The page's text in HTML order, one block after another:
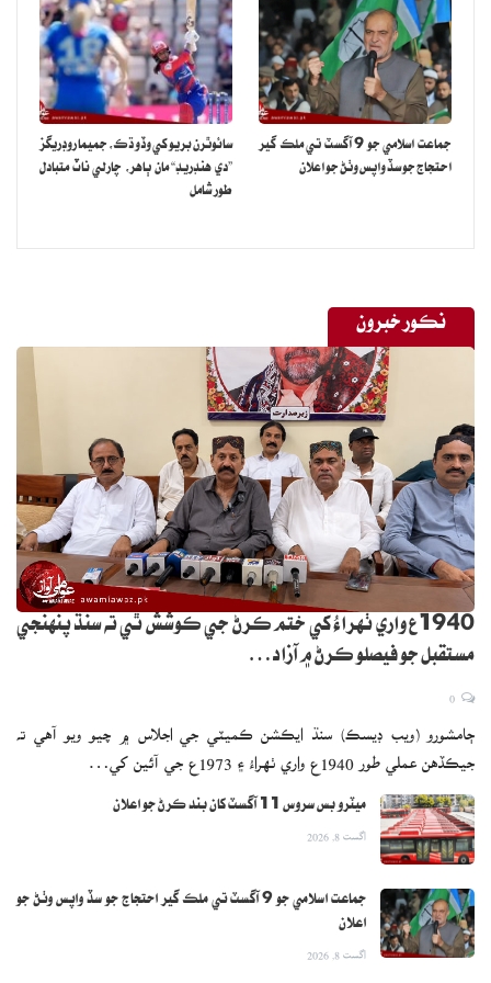
جماعت اسلامي جو 9 آگسٽ تي ملڪ گير
احتجاج جو سڏ واپس وٺڻ جو اعلان
سائوٿرن بريو کي وڏو ڌڪ، جميما روڊريگز
”دي هنڊريڊ“ مان ٻاهر، چارلي ناٽ متبادل
طور شامل
نڪور خبرون
1940ع واري ٺهراءُ کي ختم ڪرڻ جي ڪوشش ٿي ته سنڌ پنهنجي
مستقبل جو فيصلو ڪرڻ ۾ آزاد…
ڄامشورو (ويب ڊيسڪ) سنڌ ايڪشن ڪميٽي جي اجلاس ۾ چيو ويو آهي ته
جيڪڏهن عملي طور 1940ع واري ٺهراءُ ۽ 1973ع جي آئين کي…
ميٽرو بس سروس 11 آگسٽ کان بند ڪرڻ جو اعلان
اگست 8, 2026
جماعت اسلامي جو 9 آگسٽ تي ملڪ گير احتجاج جو سڏ واپس وٺڻ جو
اعلان
اگست 8, 2026